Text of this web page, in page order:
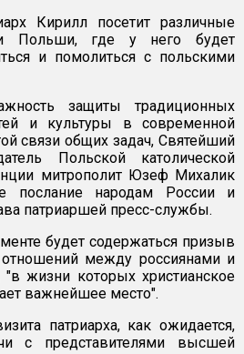
Кирилл посетит различные
Польши, где у него будет
и помолиться с польскими
защиты традиционных
и культуры в современной
связи общих задач, Святейший
Польской католической
митрополит Юзеф Михалик
послание народам России и
патриаршей пресс-службы.
будет содержаться призыв
между россиянами и
жизни которых христианское
важнейшее место".
патриарха, как ожидается,
с представителями высшей